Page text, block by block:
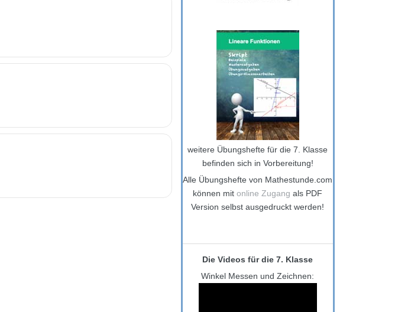
weitere Übungshefte für die 7. Klasse
befinden sich in Vorbereitung!
Alle Übungshefte von Mathestunde.com
können mit online Zugang als PDF
Version selbst ausgedruckt werden!
Die Videos für die 7. Klasse
Winkel Messen und Zeichnen: